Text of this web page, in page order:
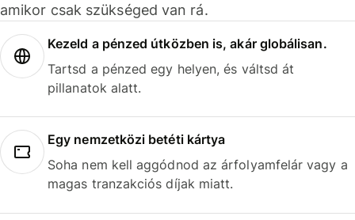
amikor csak szükséged van rá.
Kezeld a pénzed útközben is, akár globálisan.
Tartsd a pénzed egy helyen, és váltsd át
pillanatok alatt.
Egy nemzetközi betéti kártya
Soha nem kell aggódnod az árfolyamfelár vagy a
magas tranzakciós díjak miatt.